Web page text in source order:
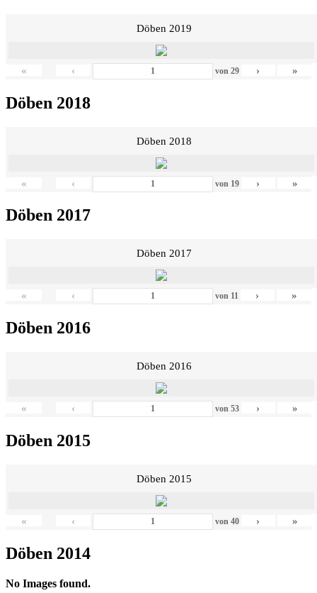
Döben 2019
« ‹ von 29 › »
Döben 2018
Döben 2018
« ‹ von 19 › »
Döben 2017
Döben 2017
« ‹ von 11 › »
Döben 2016
Döben 2016
« ‹ von 53 › »
Döben 2015
Döben 2015
« ‹ von 40 › »
Döben 2014
No Images found.